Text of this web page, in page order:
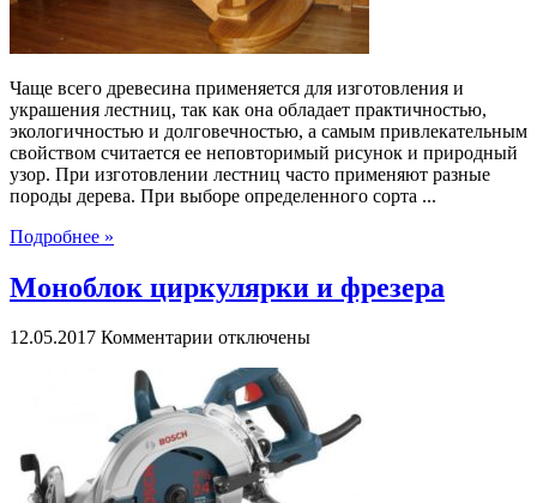
Чаще всего древесина применяется для изготовления и
украшения лестниц, так как она обладает практичностью,
экологичностью и долговечностью, а самым привлекательным
свойством считается ее неповторимый рисунок и природный
узор. При изготовлении лестниц часто применяют разные
породы дерева. При выборе определенного сорта ...
Подробнее »
Моноблок циркулярки и фрезера
12.05.2017 Комментарии к
Моноблок
циркулярки
и
фрезера
отключены